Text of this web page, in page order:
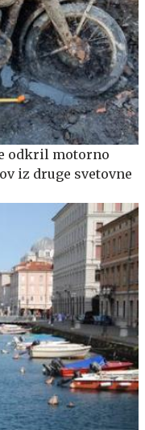
odkril motorno
iz druge svetovne